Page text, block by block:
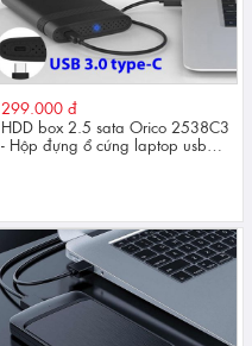
299.000 đ
HDD box 2.5 sata Orico 2538C3
- Hộp đựng ổ cứng laptop usb